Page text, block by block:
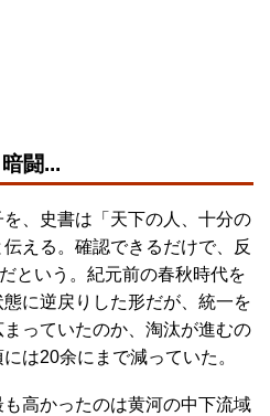
闘...
、史書は「天下の人、十分の
える。確認できるだけで、反
という。紀元前の春秋時代を
に逆戻りした形だが、統一を
っていたのか、淘汰が進むの
は20余にまで減っていた。
高かったのは黄河の中下流域